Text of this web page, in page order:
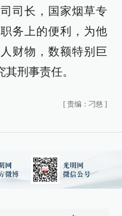
司长，国家烟草专
务上的便利，为他
财物，数额特别巨
刑事责任。
[ 责编：刁慈 ]